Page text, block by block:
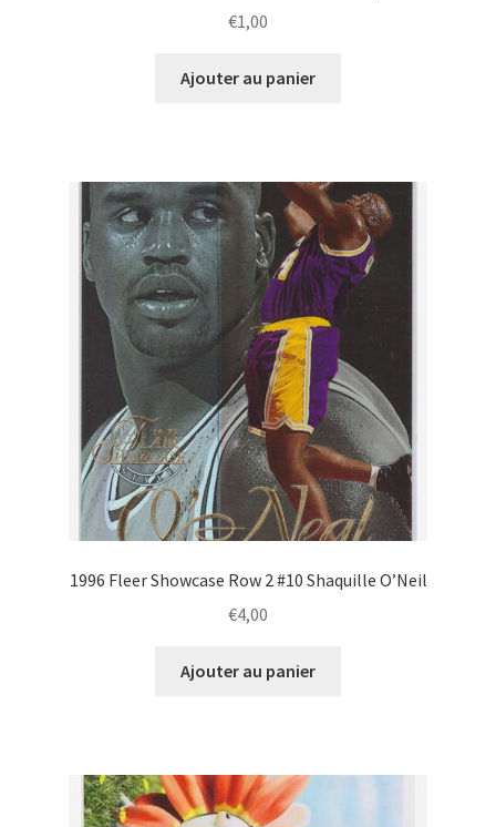
€1,00
Ajouter au panier
1996 Fleer Showcase Row 2 #10 Shaquille O’Neil
€4,00
Ajouter au panier